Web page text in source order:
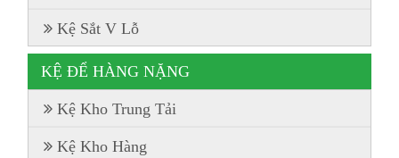
Kệ Sắt V Lỗ
KỆ ĐỂ HÀNG NẶNG
Kệ Kho Trung Tải
Kệ Kho Hàng